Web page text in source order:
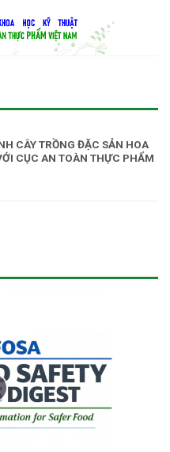
CÂY TRỒNG ĐẶC SẢN HOA
CỤC AN TOÀN THỰC PHẨM